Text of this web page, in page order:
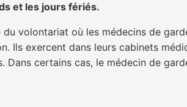
et les jours fériés.
volontariat où les médecins de
Ils exercent dans leurs cabinets
Dans certains cas, le médecin de